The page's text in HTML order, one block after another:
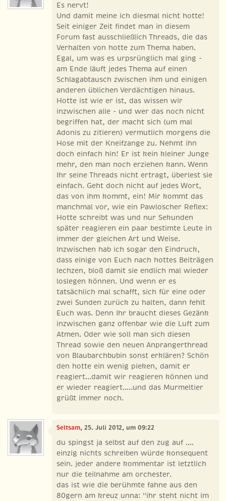
Es nervt!
Und damit meine ich diesmal nicht hotte!
Seit einiger Zeit findet man in diesem
Forum fast ausschließlich Threads, die das
Verhalten von hotte zum Thema haben.
Egal, um was es urpsrünglich mal ging -
am Ende läuft jedes Thema auf einen
Schlagabtausch zwischen ihm und einigen
anderen üblichen Verdächtigen hinaus.
Hotte ist wie er ist, das wissen wir
inzwischen alle - und wer das noch nicht
begriffen hat, der macht sich (um mal
Adonis zu zitieren) vermutlich morgens die
Hose mit der Kneifzange zu. Nehmt ihn
doch einfach hin! Er ist kein kleiner Junge
mehr, den man noch erziehen kann. Wenn
Ihr seine Threads nicht ertragt, überlest sie
einfach. Geht doch nicht auf jedes Wort,
das von ihm kommt, ein! Mir kommt das
manchmal vor, wie ein Pawloscher Reflex:
Hotte schreibt was und nur Sekunden
später reagieren ein paar bestimte Leute in
immer der gleichen Art und Weise.
Inzwischen hab ich sogar den Eindruck,
dass einige von Euch nach hottes Beiträgen
lechzen, bloß damit sie endlich mal wieder
loslegen können. Und wenn er es
tatsächlich mal schafft, sich für eine oder
zwei Sunden zurück zu halten, dann fehlt
Euch was. Denn Ihr braucht dieses Gezänk
inzwischen ganz offenbar wie die Luft zum
Atmen. Oder wie soll man sich diesen
Thread sowie den neuen Anprangerthread
von Blaubarchbubin sonst erklären? Schön
den hotte ein wenig pieken, damit er
reagiert...damit wir reagieren können und
er wieder reagiert.....und das Murmeltier
grüßt immer noch.
Seltsam, 25. Juli 2012, um 09:22
du spingst ja selbst auf den zug auf ....
einzig nichts schreiben würde konsequent
sein. jeder andere kommentar ist letztlich
nur die teilnahme am orchester.
das ist wie die berühmte fahne aus den
80gern am kreuz unna: "ihr steht nicht im